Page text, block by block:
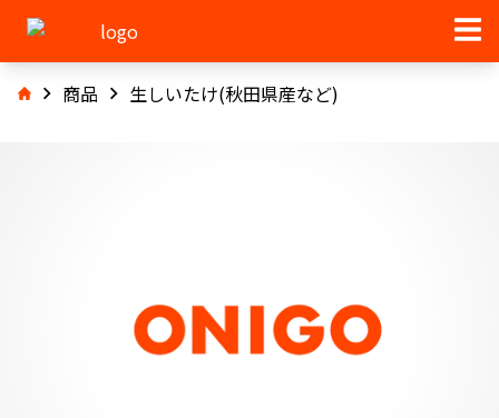
商品 生しいたけ(秋田県産など)